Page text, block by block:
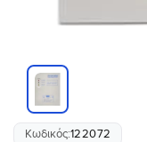
Κωδικός:122072